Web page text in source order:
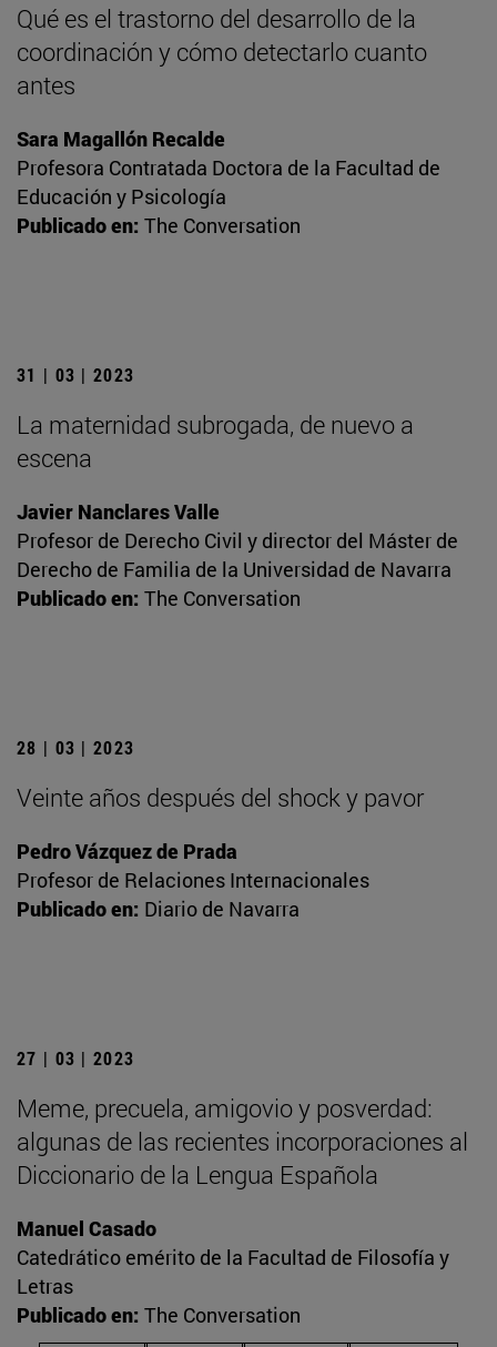
Qué es el trastorno del desarrollo de la
coordinación y cómo detectarlo cuanto
antes
Sara Magallón Recalde
Profesora Contratada Doctora de la Facultad de
Educación y Psicología
Publicado en: The Conversation
31 | 03 | 2023
La maternidad subrogada, de nuevo a
escena
Javier Nanclares Valle
Profesor de Derecho Civil y director del Máster de
Derecho de Familia de la Universidad de Navarra
Publicado en: The Conversation
28 | 03 | 2023
Veinte años después del shock y pavor
Pedro Vázquez de Prada
Profesor de Relaciones Internacionales
Publicado en: Diario de Navarra
27 | 03 | 2023
Meme, precuela, amigovio y posverdad:
algunas de las recientes incorporaciones al
Diccionario de la Lengua Española
Manuel Casado
Catedrático emérito de la Facultad de Filosofía y
Letras
Publicado en: The Conversation